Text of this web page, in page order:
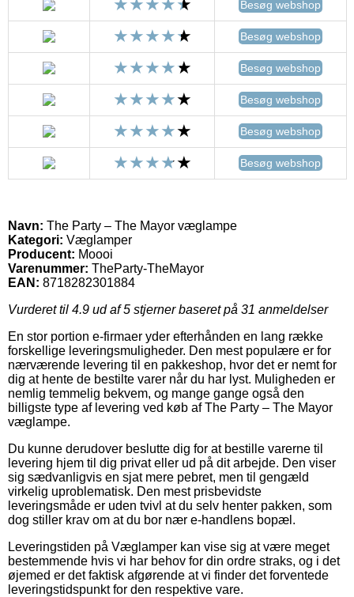
Besøg webshop
Besøg webshop
Besøg webshop
Besøg webshop
Besøg webshop
Besøg webshop
Navn: The Party – The Mayor væglampe
Kategori: Væglamper
Producent: Moooi
Varenummer: TheParty-TheMayor
EAN: 8718282301884
Vurderet til 4.9 ud af 5 stjerner baseret på 31 anmeldelser
En stor portion e-firmaer yder efterhånden en lang række
forskellige leveringsmuligheder. Den mest populære er for
nærværende levering til en pakkeshop, hvor det er nemt for
dig at hente de bestilte varer når du har lyst. Muligheden er
nemlig temmelig bekvem, og mange gange også den
billigste type af levering ved køb af The Party – The Mayor
væglampe.
Du kunne derudover beslutte dig for at bestille varerne til
levering hjem til dig privat eller ud på dit arbejde. Den viser
sig sædvanligvis en sjat mere pebret, men til gengæld
virkelig uproblematisk. Den mest prisbevidste
leveringsmåde er uden tvivl at du selv henter pakken, som
dog stiller krav om at du bor nær e-handlens bopæl.
Leveringstiden på Væglamper kan vise sig at være meget
bestemmende hvis vi har behov for din ordre straks, og i det
øjemed er det faktisk afgørende at vi finder det forventede
leveringstidspunkt for den respektive vare.